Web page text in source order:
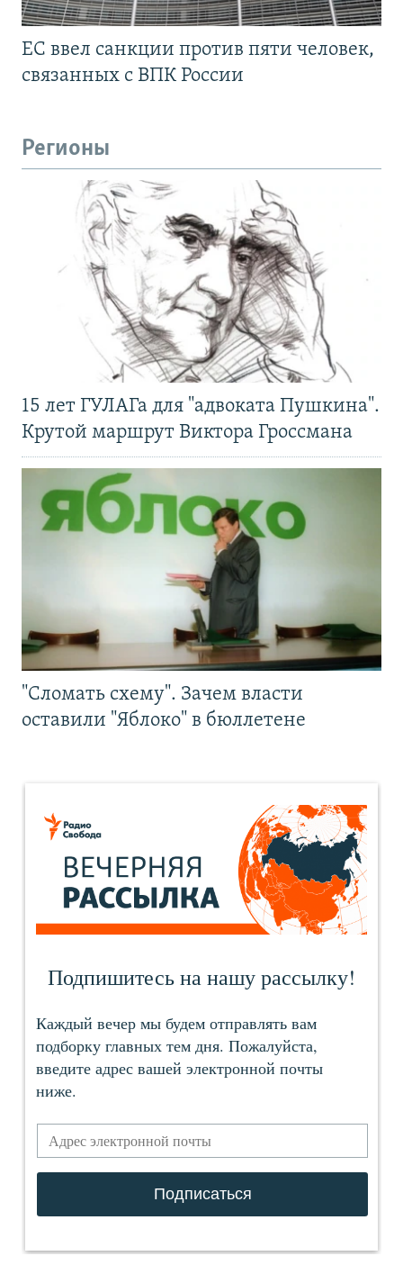
ЕС ввел санкции против пяти человек,
связанных с ВПК России
Регионы
15 лет ГУЛАГа для "адвоката Пушкина".
Крутой маршрут Виктора Гроссмана
"Сломать схему". Зачем власти
оставили "Яблоко" в бюллетене